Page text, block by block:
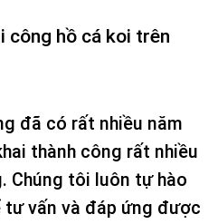
công hồ cá koi trên
đã có rất nhiều năm
thành công rất nhiều
Chúng tôi luôn tự hào
vấn và đáp ứng được